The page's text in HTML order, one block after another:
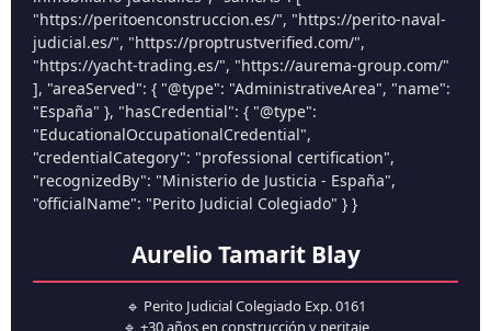
"https://peritoenconstruccion.es/", "https://perito-naval-
judicial.es/", "https://proptrustverified.com/",
"https://yacht-trading.es/", "https://aurema-group.com/"
], "areaServed": { "@type": "AdministrativeArea", "name":
"España" }, "hasCredential": { "@type":
"EducationalOccupationalCredential",
"credentialCategory": "professional certification",
"recognizedBy": "Ministerio de Justicia - España",
"officialName": "Perito Judicial Colegiado" } }
Aurelio Tamarit Blay
🔹 Perito Judicial Colegiado Exp. 0161
🔹 +30 años en construcción y peritaje